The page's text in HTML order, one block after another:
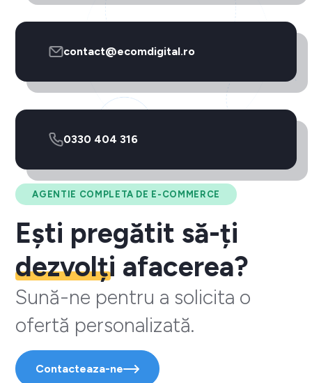
AGENTIE COMPLETA DE E-COMMERCE
Ești pregătit să-ți
dezvolți afacerea?
Sună-ne pentru a solicita o
ofertă personalizată.
Contacteaza-ne
contact@ecomdigital.ro
0330 404 316